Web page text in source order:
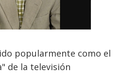
popularmente como el
de la televisión